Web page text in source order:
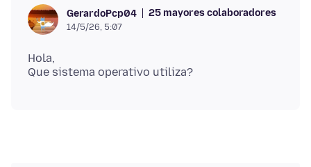
GerardoPcp04 25 mayores colaboradores
14/5/26, 5:07
Hola,